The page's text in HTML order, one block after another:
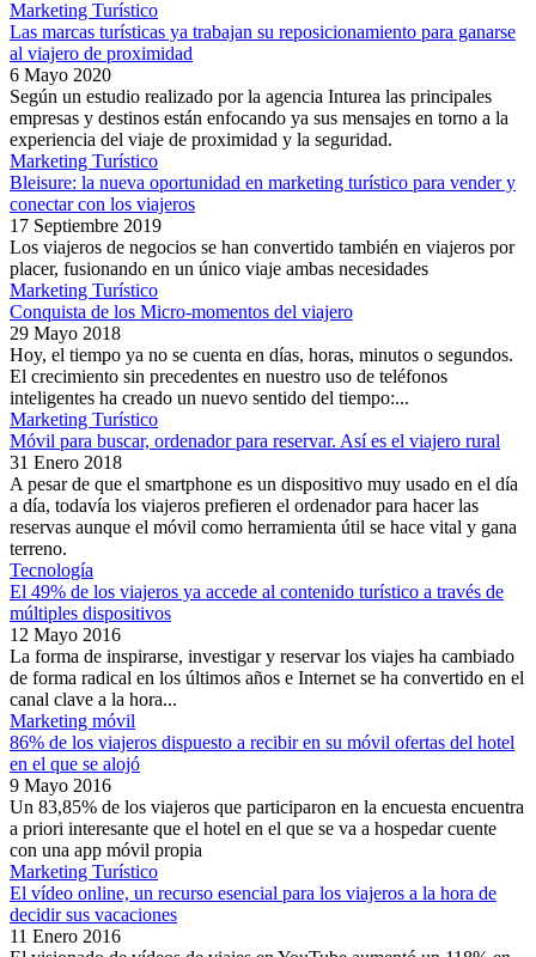
Marketing Turístico
Las marcas turísticas ya trabajan su reposicionamiento para ganarse
al viajero de proximidad
6 Mayo 2020
Según un estudio realizado por la agencia Inturea las principales
empresas y destinos están enfocando ya sus mensajes en torno a la
experiencia del viaje de proximidad y la seguridad.
Marketing Turístico
Bleisure: la nueva oportunidad en marketing turístico para vender y
conectar con los viajeros
17 Septiembre 2019
Los viajeros de negocios se han convertido también en viajeros por
placer, fusionando en un único viaje ambas necesidades
Marketing Turístico
Conquista de los Micro-momentos del viajero
29 Mayo 2018
Hoy, el tiempo ya no se cuenta en días, horas, minutos o segundos.
El crecimiento sin precedentes en nuestro uso de teléfonos
inteligentes ha creado un nuevo sentido del tiempo:...
Marketing Turístico
Móvil para buscar, ordenador para reservar. Así es el viajero rural
31 Enero 2018
A pesar de que el smartphone es un dispositivo muy usado en el día
a día, todavía los viajeros prefieren el ordenador para hacer las
reservas aunque el móvil como herramienta útil se hace vital y gana
terreno.
Tecnología
El 49% de los viajeros ya accede al contenido turístico a través de
múltiples dispositivos
12 Mayo 2016
La forma de inspirarse, investigar y reservar los viajes ha cambiado
de forma radical en los últimos años e Internet se ha convertido en el
canal clave a la hora...
Marketing móvil
86% de los viajeros dispuesto a recibir en su móvil ofertas del hotel
en el que se alojó
9 Mayo 2016
Un 83,85% de los viajeros que participaron en la encuesta encuentra
a priori interesante que el hotel en el que se va a hospedar cuente
con una app móvil propia
Marketing Turístico
El vídeo online, un recurso esencial para los viajeros a la hora de
decidir sus vacaciones
11 Enero 2016